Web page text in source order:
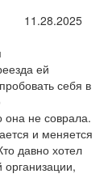
11.28.2025
ей
себя в
она не соврала.
и меняется
давно хотел
организации,